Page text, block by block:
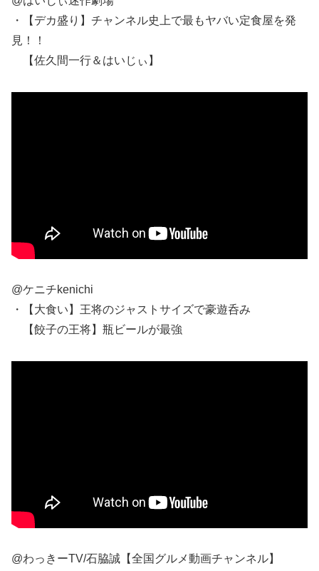
・【デカ盛り】チャンネル史上で最もヤバい定食屋を発
見！！
【佐久間一行＆はいじぃ】
@ケニチkenichi
・【大食い】王将のジャストサイズで豪遊呑み
【餃子の王将】瓶ビールが最強
@わっきーTV/石脇誠【全国グルメ動画チャンネル】